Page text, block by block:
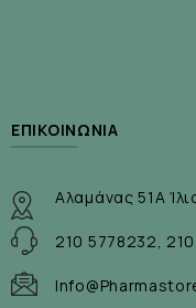
ΕΠΙΚΟΙΝΩΝΊΑ
Αλαμάνας 51Α
210 5778232,